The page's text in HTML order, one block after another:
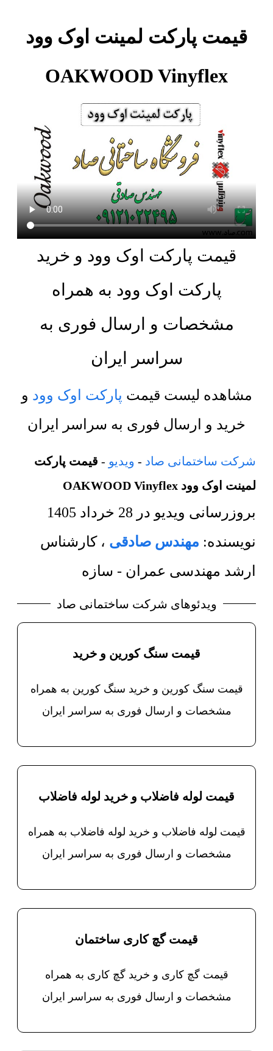
قیمت پارکت لمینت اوک وود
OAKWOOD Vinyflex
قیمت پارکت اوک وود و خرید
پارکت اوک وود به همراه
مشخصات و ارسال فوری به
سراسر ایران
مشاهده لیست قیمت پارکت اوک وود و
خرید و ارسال فوری به سراسر ایران
شرکت ساختمانی صاد - ویدیو - قیمت پارکت
لمینت اوک وود OAKWOOD Vinyflex
بروزرسانی ویدیو در 28 خرداد 1405
نویسنده: مهندس صادقی ،کارشناس
ارشد مهندسی عمران - سازه
ویدئوهای شرکت ساختمانی صاد
قیمت سنگ کورین و خرید
قیمت سنگ کورین و خرید سنگ کورین به همراه
مشخصات و ارسال فوری به سراسر ایران
قیمت لوله فاضلاب و خرید لوله فاضلاب
قیمت لوله فاضلاب و خرید لوله فاضلاب به همراه
مشخصات و ارسال فوری به سراسر ایران
قیمت گچ کاری ساختمان
قیمت گچ کاری و خرید گچ کاری به همراه
مشخصات و ارسال فوری به سراسر ایران